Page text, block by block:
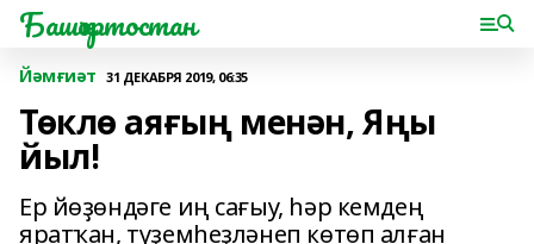
Башҡортостан
Йәмғиәт 31 ДЕКАБРЯ 2019, 06:35
Төклө аяғың менән, Яңы
йыл!
Ер йөҙөндәге иң сағыу, һәр кемдең
яратҡан, түҙемһеҙләнеп көтөп алған